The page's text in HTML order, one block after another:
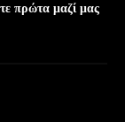
πρώτα μαζί μας